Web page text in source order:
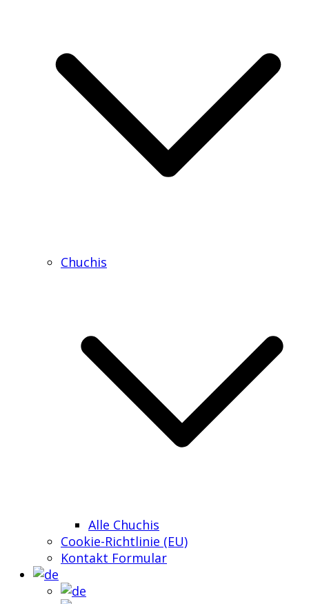
Chuchis
Alle Chuchis
Cookie-Richtlinie (EU)
Kontakt Formular